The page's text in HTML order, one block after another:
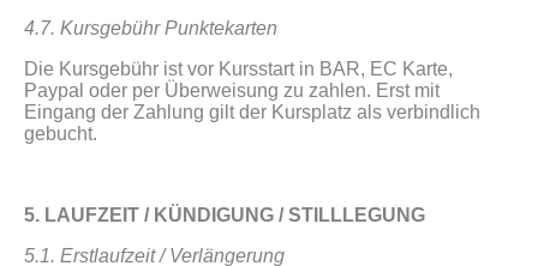
4.7. Kursgebühr Punktekarten
Die Kursgebühr ist vor Kursstart in BAR, EC Karte,
Paypal oder per Überweisung zu zahlen. Erst mit
Eingang der Zahlung gilt der Kursplatz als verbindlich
gebucht.
5. LAUFZEIT / KÜNDIGUNG / STILLLEGUNG
5.1. Erstlaufzeit / Verlängerung